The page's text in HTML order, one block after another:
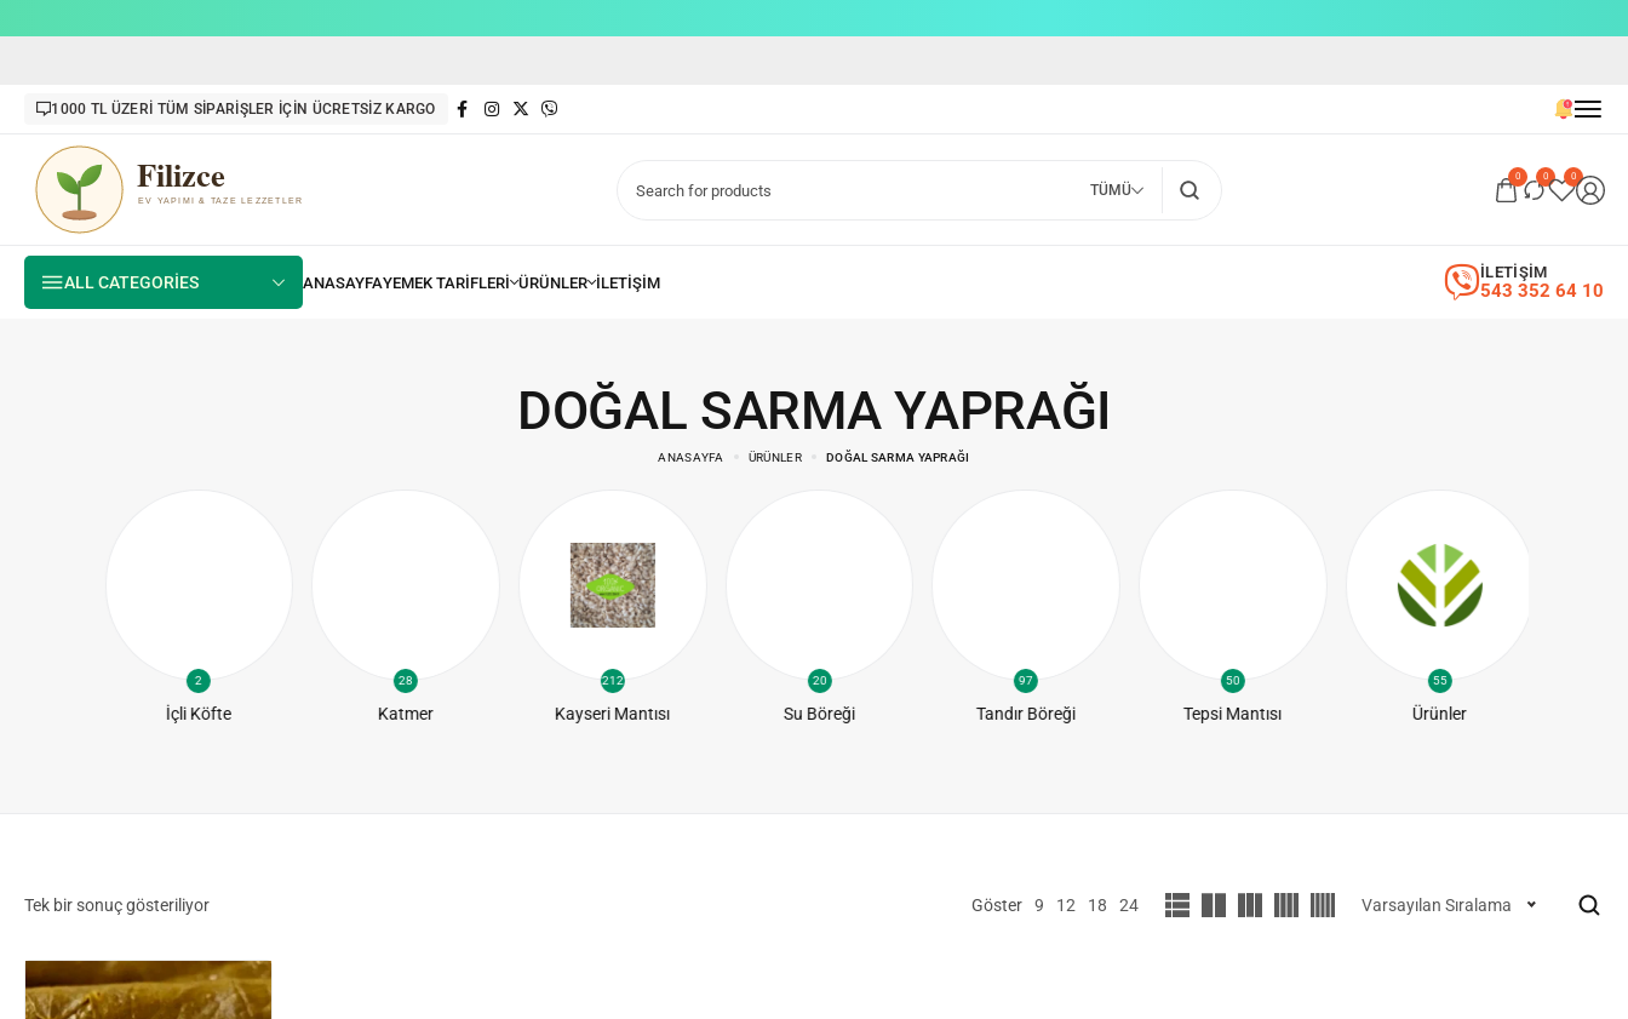
1000 TL ÜZERİ TÜM SİPARİŞLER İÇİN ÜCRETSİZ KARGO
TÜMÜ
0 0 0
ALL CATEGORIES 543 352 64 10
İLETİŞİM
DOĞAL SARMA YAPRAĞI
ANASAYFA ÜRÜNLER DOĞAL SARMA YAPRAĞI
2
İçli Köfte
28
Katmer
212
Kayseri Mantısı
20
Su Böreği
97
Tandır Böreği
50
Tepsi Mantısı
55
Ürünler
Tek bir sonuç gösteriliyor Göster 9 12 18 24 Varsayılan Sıralama